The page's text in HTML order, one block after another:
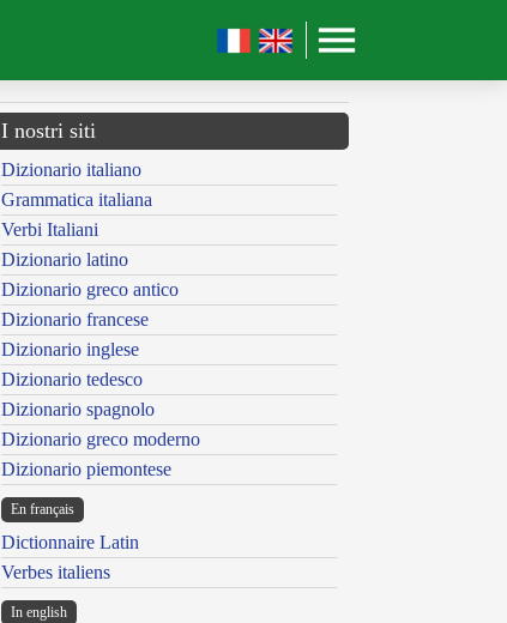
I nostri siti
Dizionario italiano
Grammatica italiana
Verbi Italiani
Dizionario latino
Dizionario greco antico
Dizionario francese
Dizionario inglese
Dizionario tedesco
Dizionario spagnolo
Dizionario greco moderno
Dizionario piemontese
En français
Dictionnaire Latin
Verbes italiens
In english